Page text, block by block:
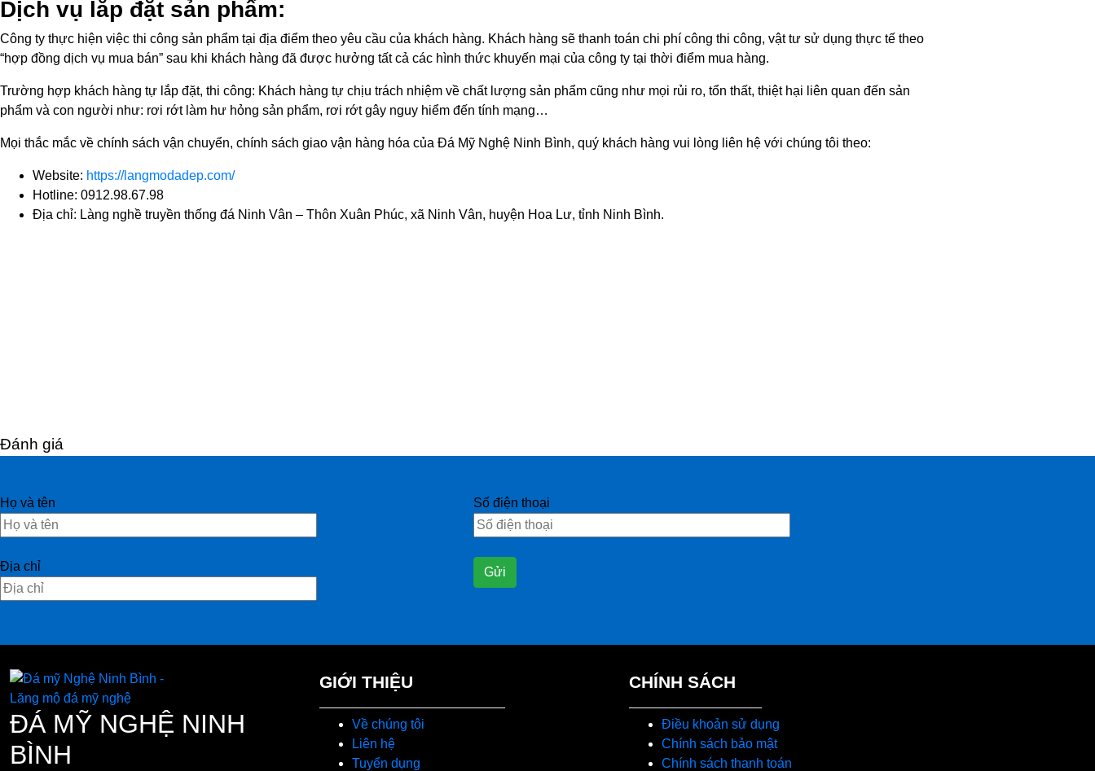
Dịch vụ lắp đặt sản phẩm:
Công ty thực hiện việc thi công sản phẩm tại địa điểm theo yêu cầu của khách hàng. Khách hàng sẽ thanh toán chi phí công thi công, vật tư sử dụng thực tế theo
“hợp đồng dịch vụ mua bán” sau khi khách hàng đã được hưởng tất cả các hình thức khuyến mại của công ty tại thời điểm mua hàng.
Trường hợp khách hàng tự lắp đặt, thi công: Khách hàng tự chịu trách nhiệm về chất lượng sản phẩm cũng như mọi rủi ro, tổn thất, thiệt hại liên quan đến sản
phẩm và con người như: rơi rớt làm hư hỏng sản phẩm, rơi rớt gây nguy hiểm đến tính mạng…
Mọi thắc mắc về chính sách vận chuyển, chính sách giao vận hàng hóa của Đá Mỹ Nghệ Ninh Bình, quý khách hàng vui lòng liên hệ với chúng tôi theo:
Website: https://langmodadep.com/
Hotline: 0912.98.67.98
Địa chỉ: Làng nghề truyền thống đá Ninh Vân – Thôn Xuân Phúc, xã Ninh Vân, huyện Hoa Lư, tỉnh Ninh Bình.
Đánh giá
Họ và tên Số điện thoại
Địa chỉ
ĐÁ MỸ NGHỆ NINH
BÌNH
GIỚI THIỆU
Về chúng tôi
Liên hệ
Tuyển dụng
CHÍNH SÁCH
Điều khoản sử dụng
Chính sách bảo mật
Chính sách thanh toán